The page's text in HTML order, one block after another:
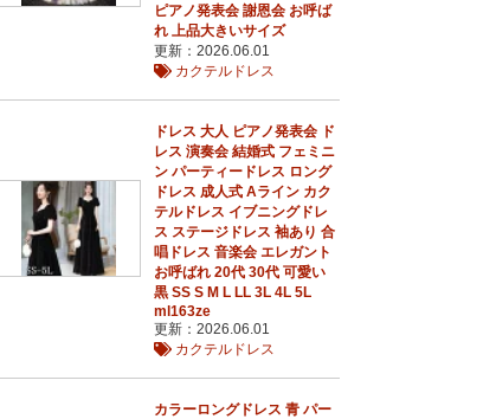
ピアノ発表会 謝恩会 お呼ば
れ 上品大きいサイズ
更新：2026.06.01
カクテルドレス
ドレス 大人 ピアノ発表会 ド
レス 演奏会 結婚式 フェミニ
ン パーティードレス ロング
ドレス 成人式 Aライン カク
テルドレス イブニングドレ
ス ステージドレス 袖あり 合
唱ドレス 音楽会 エレガント
お呼ばれ 20代 30代 可愛い
黒 SS S M L LL 3L 4L 5L
ml163ze
更新：2026.06.01
カクテルドレス
カラーロングドレス 青 パー